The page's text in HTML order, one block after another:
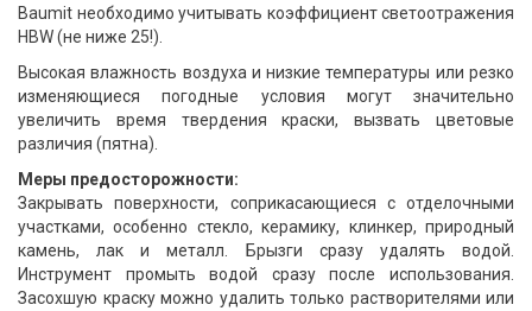
Baumit необходимо учитывать коэффициент светоотражения
HBW (не ниже 25!).
Высокая влажность воздуха и низкие температуры или резко
изменяющиеся погодные условия могут значительно
увеличить время твердения краски, вызвать цветовые
различия (пятна).
Меры предосторожности:
Закрывать поверхности, соприкасающиеся с отделочными
участками, особенно стекло, керамику, клинкер, природный
камень, лак и металл. Брызги сразу удалять водой.
Инструмент промыть водой сразу после использования.
Засохшую краску можно удалить только растворителями или